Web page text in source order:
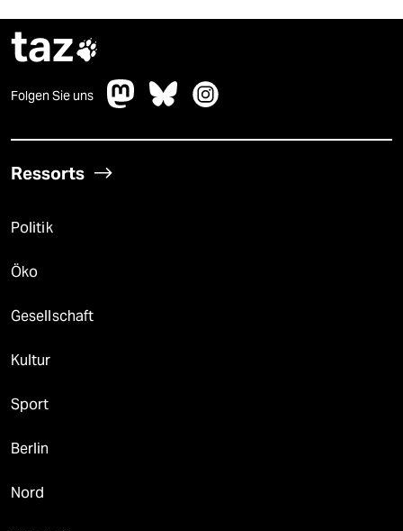
taz
Folgen Sie uns
Ressorts
Politik
Öko
Gesellschaft
Kultur
Sport
Berlin
Nord